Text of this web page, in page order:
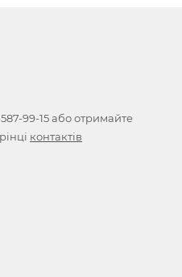
99-15або отримайте
контактів